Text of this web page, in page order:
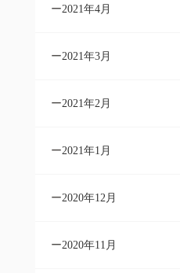
2021年4月
2021年3月
2021年2月
2021年1月
2020年12月
2020年11月